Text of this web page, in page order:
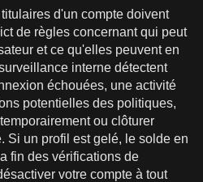
d'un compte doivent
de règles concernant qui peut
et ce qu'elles peuvent en
interne détectent
échouées, une activité
potentielles des politiques,
ou clôturer
Si un profil est gelé, le solde en
fin des vérifications de
votre compte à tout